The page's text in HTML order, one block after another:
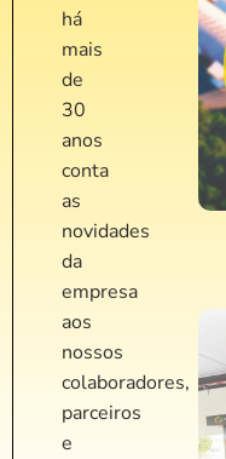
há
mais
de
30
anos
conta
as
novidades
da
empresa
aos
nossos
colaboradores,
parceiros
e